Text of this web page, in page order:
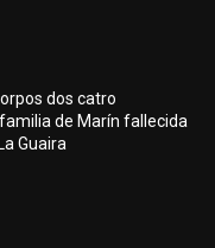
dos catro
de Marín fallecida
Guaira